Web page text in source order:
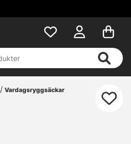
Vardagsryggsäckar